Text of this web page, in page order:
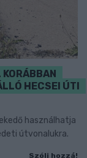
HECSEI ÚTI
használhatja
útvonalukra.
Szólj hozzá!